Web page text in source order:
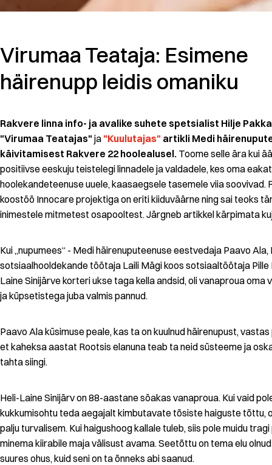
Virumaa Teataja: Esimene
häirenupp leidis omaniku
Rakvere linna info- ja avalike suhete spetsialist Hilje
"Virumaa Teatajas" ja"Kuulutajas" artikli Medi
käivitamisest Rakvere 22 hoolealusel. Toome selle ära kui
positiivse eeskuju teistelegi linnadele ja valdadele, kes oma
hoolekandeteenuse uuele, kaasaegsele tasemele viia soovivad.
koostöö Innocare projektiga on eriti kiiduväärne ning sai teoks
inimestele mitmetest osapooltest. Järgneb artikkel kärpimata
Kui „nupumees“ - Medi häirenuputeenuse eestvedaja Paavo Ala,
sotsiaalhooldekande töötaja Laili Mägi koos sotsiaaltöötaja Pille
Laine Sinijärve korteri ukse taga kella andsid, oli vanaproua oma
ja küpsetistega juba valmis pannud.
Paavo Ala küsimuse peale, kas ta on kuulnud häirenupust, vastas
et kaheksa aastat Rootsis elanuna teab ta neid süsteeme ja
tahta siingi.
Heli-Laine Sinijärv on 88-aastane söakas vanaproua. Kui vaid
kukkumisohtu teda aegajalt kimbutavate tõsiste haiguste tõttu,
palju turvalisem. Kui haigushoog kallale tuleb, siis pole muidu
minema kiirabile maja välisust avama. Seetõttu on tema elu
suures ohus, kuid seni on ta õnneks abi saanud.